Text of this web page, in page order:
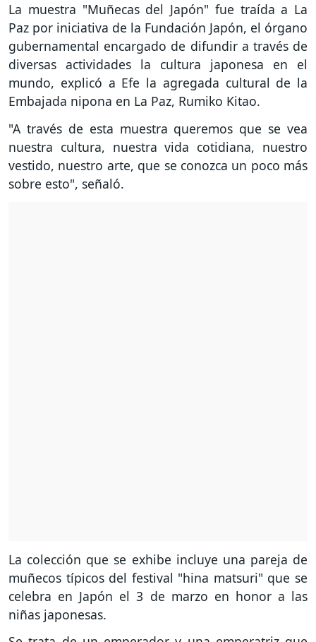
La muestra "Muñecas del Japón" fue traída a La
Paz por iniciativa de la Fundación Japón, el órgano
gubernamental encargado de difundir a través de
diversas actividades la cultura japonesa en el
mundo, explicó a Efe la agregada cultural de la
Embajada nipona en La Paz, Rumiko Kitao.
"A través de esta muestra queremos que se vea
nuestra cultura, nuestra vida cotidiana, nuestro
vestido, nuestro arte, que se conozca un poco más
sobre esto", señaló.
La colección que se exhibe incluye una pareja de
muñecos típicos del festival "hina matsuri" que se
celebra en Japón el 3 de marzo en honor a las
niñas japonesas.